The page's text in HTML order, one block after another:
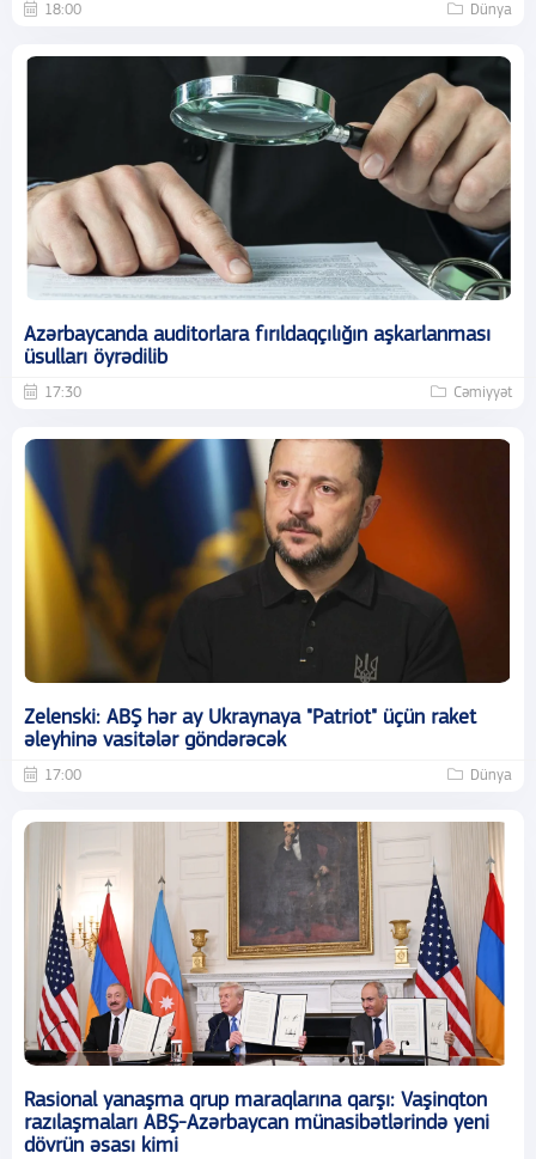
18:00 Dünya
Azərbaycanda auditorlara fırıldaqçılığın aşkarlanması
üsulları öyrədilib
17:30 Cəmiyyət
Zelenski: ABŞ hər ay Ukraynaya "Patriot" üçün raket
əleyhinə vasitələr göndərəcək
17:00 Dünya
Rasional yanaşma qrup maraqlarına qarşı: Vaşinqton
razılaşmaları ABŞ-Azərbaycan münasibətlərində yeni
dövrün əsası kimi